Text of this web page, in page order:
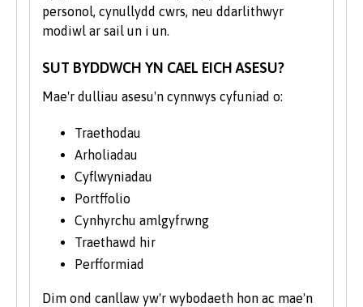
ymchwil.
personol, cynullydd cwrs, neu ddarlithwyr
modiwl ar sail un i un.
SUT BYDDWCH YN CAEL EICH ASESU?
Mae'r dulliau asesu'n cynnwys cyfuniad o:
Traethodau
Arholiadau
Cyflwyniadau
Portffolio
Cynhyrchu amlgyfrwng
Traethawd hir
Perfformiad
Dim ond canllaw yw'r wybodaeth hon ac mae'n